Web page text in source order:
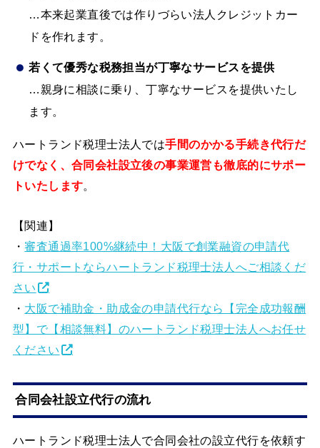
…本来起業直後では作りづらい法人クレジットカー
ドを作れます。
若くて優秀な税務担当が丁寧なサービスを提供
…親身に相談に乗り、丁寧なサービスを提供いたし
ます。
ハートランド税理士法人では手間のかかる手続き代行だ
けでなく、合同会社設立後の事業運営も徹底的にサポー
トいたします。
【関連】
・審査通過率100%継続中！大阪で創業融資の申請代
行・サポートならハートランド税理士法人へご相談くだ
さい
・ 大阪で補助金・助成金の申請代行なら【完全成功報酬
型】で【相談無料】のハートランド税理士法人へお任せ
ください
合同会社設立代行の流れ
ハートランド税理士法人で合同会社の設立代行を依頼す